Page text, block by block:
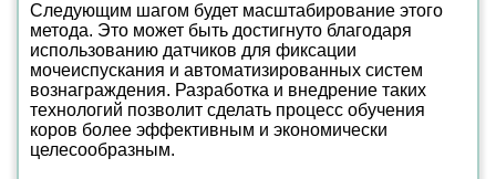
Следующим шагом будет масштабирование этого
метода. Это может быть достигнуто благодаря
использованию датчиков для фиксации
мочеиспускания и автоматизированных систем
вознаграждения. Разработка и внедрение таких
технологий позволит сделать процесс обучения
коров более эффективным и экономически
целесообразным.